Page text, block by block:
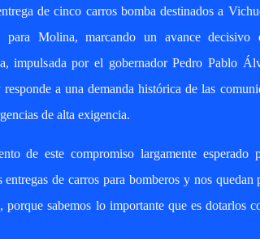
de cinco carros bomba destinados a
Molina, marcando un avance decisivo
impulsada por el gobernador Pedro Pablo
a una demanda histórica de las
de alta exigencia.
de este compromiso largamente esperado
de carros para bomberos y nos quedan
sabemos lo importante que es dotarlos